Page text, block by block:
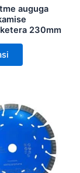
auguga
230mm